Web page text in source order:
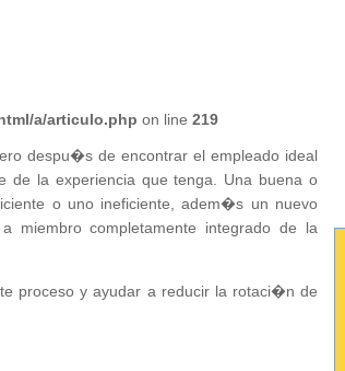
a/articulo.php on line 219
despu�s de encontrar el empleado ideal
de la experiencia que tenga. Una buena o
o uno ineficiente, adem�s un nuevo
miembro completamente integrado de la
proceso y ayudar a reducir la rotaci�n de